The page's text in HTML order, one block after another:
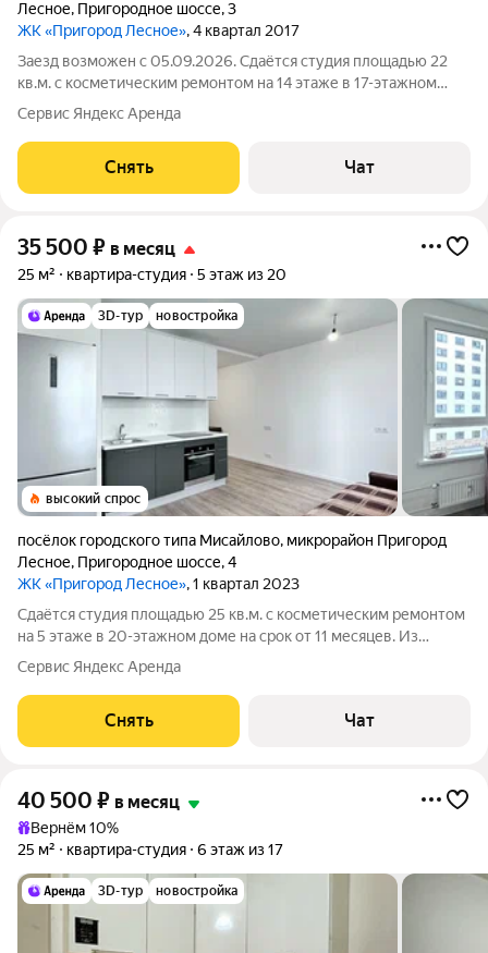
Лесное, Пригородное шоссе,3
ЖК «Пригород Лесное», 4 квартал 2017
Заезд возможен с 05.09.2026. Сдаётся студия площадью 22
кв.м. с косметическим ремонтом на 14 этаже в 17-этажном
доме на срок от 11 месяцев. Из техники есть: Телевизор
Духовой шкаф Стиральная машина Холодильник
Микроволновка Дом - монолитный,
Сервис Яндекс Аренда
Снять Чат
35 500 ₽ в месяц
25 м² квартира-студия 5 этаж из 20
3D-тур новостройка
высокий спрос
посёлок городского типа Мисайлово, микрорайон Пригород
Лесное, Пригородное шоссе,4
ЖК «Пригород Лесное», 1 квартал 2023
Сдаётся студия площадью 25 кв.м. с косметическим ремонтом
на 5 этаже в 20-этажном доме на срок от 11 месяцев. Из
техники есть: Духовой шкаф Стиральная машина Холодильник
Посудомоечная машина Дом - монолитный, окна выходят во
двор. Есть консьерж.
Сервис Яндекс Аренда
Снять Чат
40 500 ₽ в месяц
Вернём 10%
25 м²
квартира-студия 6 этаж из 17
3D-тур новостройка